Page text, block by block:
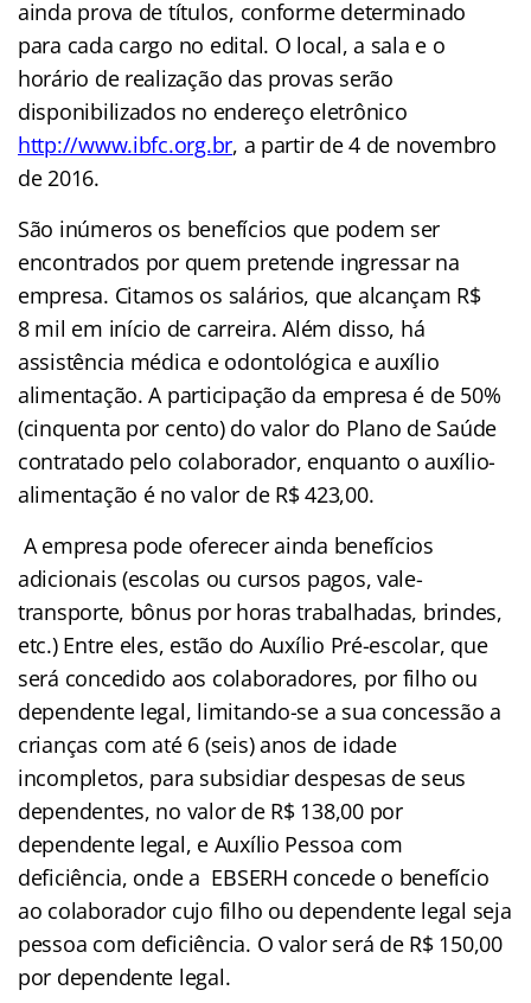
ainda prova de títulos, conforme determinado
para cada cargo no edital. O local, a sala e o
horário de realização das provas serão
disponibilizados no endereço eletrônico
http://www.ibfc.org.br, a partir de 4 de novembro
de 2016.
São inúmeros os benefícios que podem ser
encontrados por quem pretende ingressar na
empresa. Citamos os salários, que alcançam R$
8 mil em início de carreira. Além disso, há
assistência médica e odontológica e auxílio
alimentação. A participação da empresa é de 50%
(cinquenta por cento) do valor do Plano de Saúde
contratado pelo colaborador, enquanto o auxílio-
alimentação é no valor de R$ 423,00.
A empresa pode oferecer ainda benefícios
adicionais (escolas ou cursos pagos, vale-
transporte, bônus por horas trabalhadas, brindes,
etc.) Entre eles, estão do Auxílio Pré-escolar, que
será concedido aos colaboradores, por filho ou
dependente legal, limitando-se a sua concessão a
crianças com até 6 (seis) anos de idade
incompletos, para subsidiar despesas de seus
dependentes, no valor de R$ 138,00 por
dependente legal, e Auxílio Pessoa com
deficiência, onde a EBSERH concede o benefício
ao colaborador cujo filho ou dependente legal seja
pessoa com deficiência. O valor será de R$ 150,00
por dependente legal.